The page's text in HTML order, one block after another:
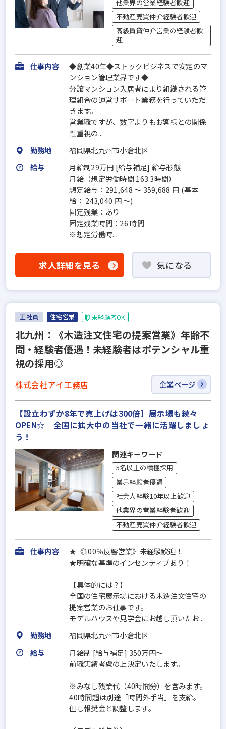
他業界の営業経験者歓迎
不動産売買仲介経験者歓迎
高級賃貸仲介営業の経験者歓
迎
仕事内容
◆創業40年◆ストックビジネスで安定のマ
ンション管理業界です◆
分譲マンション入居者により組織される管
理組合の運営サポート業務を行っていただ
きます。
営業職ですが、数字よりもお客様との関係
性重視の...
勤務地
福岡県北九州市小倉北区
給与
月給制29万円 [給与補足] 給与形態
月給（想定労働時間 163.3時間）
想定給与：291,648 ～ 359,688 円 (基本
給： 243,040 円 ～)
固定残業：あり
固定残業時間：26 時間
※想定労働時...
求人詳細を見る 気になる
正社員 住宅営業 未経験者OK
北九州：《木造注文住宅の提案営業》年齢不
問・経験者優遇！未経験者はポテンシャル重
視の採用◎
株式会社アイ工務店 企業ページ
【設立わずか8年で売上げは300倍】展示場も続々
OPEN☆ 全国に拡大中の当社で一緒に活躍しましょ
う！
関連キーワード
5名以上の積極採用
業界経験者優遇
社会人経験10年以上歓迎
他業界の営業経験者歓迎
不動産売買仲介経験者歓迎
仕事内容
★《100％反響営業》未経験歓迎！
★明確な基準のインセンティブあり！
【具体的には？】
全国の住宅展示場における木造注文住宅の
提案営業のお仕事です。
モデルハウスや見学会にお越し頂いたお...
勤務地
福岡県北九州市小倉北区
給与
月給制 [給与補足] 350万円～
前職実績考慮の上決定いたします。
※みなし残業代（40時間分）を含みます。
40時間超は別途「時間外手当」を支給。
但し報奨金と調整します。